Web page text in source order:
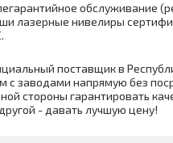
обслуживание
лазерные нивелиры
поставщик в
с заводами напрямую без
стороны гарантировать
- давать лучшую цену!